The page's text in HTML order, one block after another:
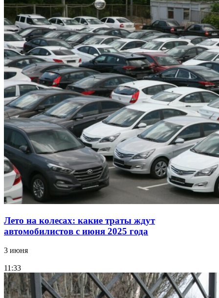
Лето на колесах: какие траты ждут
автомобилистов с июня 2025 года
3 июня
11:33